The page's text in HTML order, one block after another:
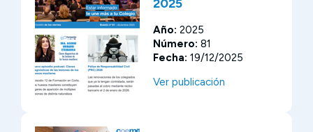
2025
Año: 2025
Número: 81
Fecha: 19/12/2025
Ver publicación